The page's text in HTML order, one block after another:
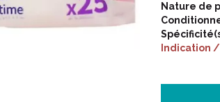
Nature de
Indication